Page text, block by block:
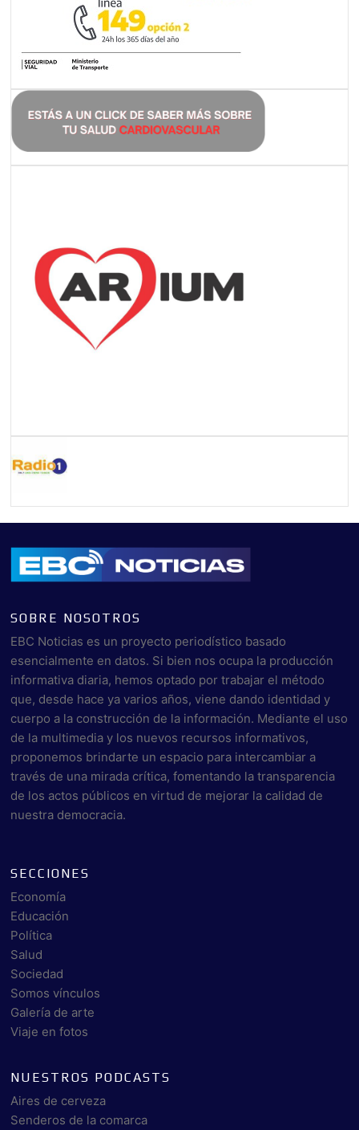
SOBRE NOSOTROS
EBC Noticias es un proyecto periodístico basado
esencialmente en datos. Si bien nos ocupa la producción
informativa diaria, hemos optado por trabajar el método
que, desde hace ya varios años, viene dando identidad y
cuerpo a la construcción de la información. Mediante el uso
de la multimedia y los nuevos recursos informativos,
proponemos brindarte un espacio para intercambiar a
través de una mirada crítica, fomentando la transparencia
de los actos públicos en virtud de mejorar la calidad de
nuestra democracia.
SECCIONES
Economía
Educación
Política
Salud
Sociedad
Somos vínculos
Galería de arte
Viaje en fotos
NUESTROS PODCASTS
Aires de cerveza
Senderos de la comarca